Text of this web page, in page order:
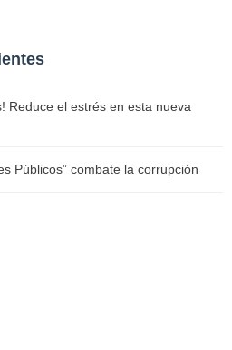
Reduce el estrés en esta nueva
Públicos” combate la corrupción